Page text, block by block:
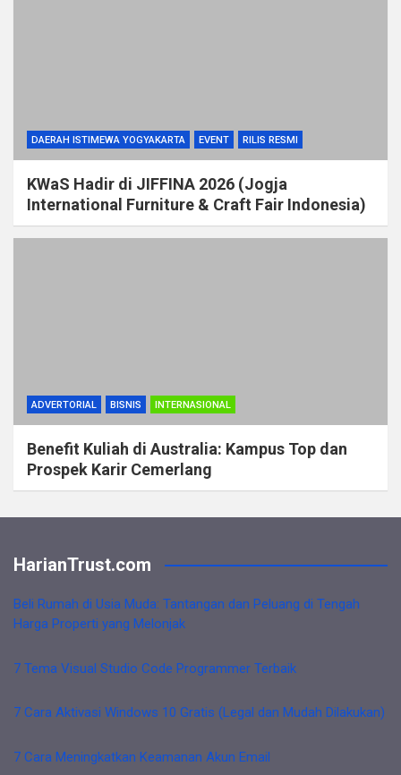
DAERAH ISTIMEWA YOGYAKARTA EVENT RILIS RESMI
KWaS Hadir di JIFFINA 2026 (Jogja
International Furniture & Craft Fair Indonesia)
ADVERTORIAL BISNIS INTERNASIONAL
Benefit Kuliah di Australia: Kampus Top dan
Prospek Karir Cemerlang
HarianTrust.com
Beli Rumah di Usia Muda: Tantangan dan Peluang di Tengah
Harga Properti yang Melonjak
7 Tema Visual Studio Code Programmer Terbaik
7 Cara Aktivasi Windows 10 Gratis (Legal dan Mudah Dilakukan)
7 Cara Meningkatkan Keamanan Akun Email